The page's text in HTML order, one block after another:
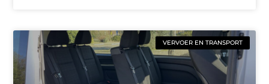
VERVOER EN TRANSPORT